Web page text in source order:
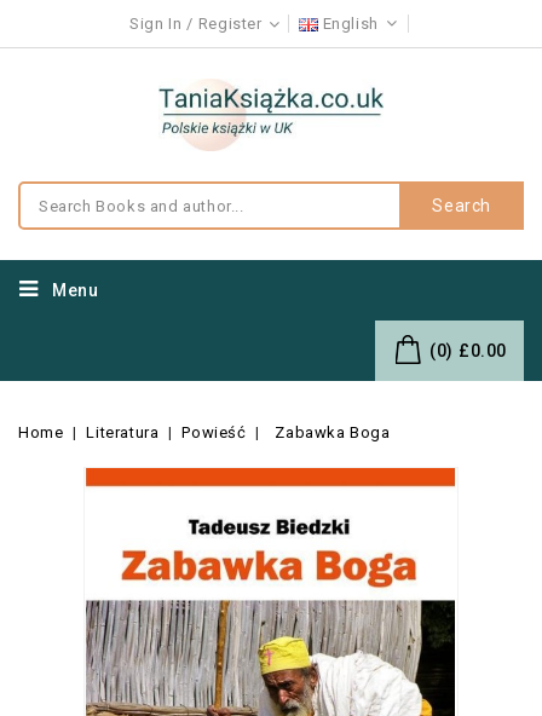
Sign In Register English
Search
Menu
(0) £0.00
Home Literatura Powieść Zabawka Boga